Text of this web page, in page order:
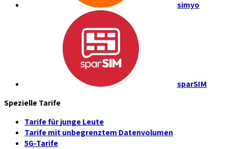
simyo
sparSIM
Spezielle Tarife
Tarife für junge Leute
Tarife mit unbegrenztem Datenvolumen
5G-Tarife